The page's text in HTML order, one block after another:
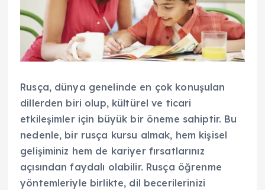
Rusça, dünya genelinde en çok konuşulan
dillerden biri olup, kültürel ve ticari
etkileşimler için büyük bir öneme sahiptir. Bu
nedenle, bir rusça kursu almak, hem kişisel
gelişiminiz hem de kariyer fırsatlarınız
açısından faydalı olabilir. Rusça öğrenme
yöntemleriyle birlikte, dil becerilerinizi